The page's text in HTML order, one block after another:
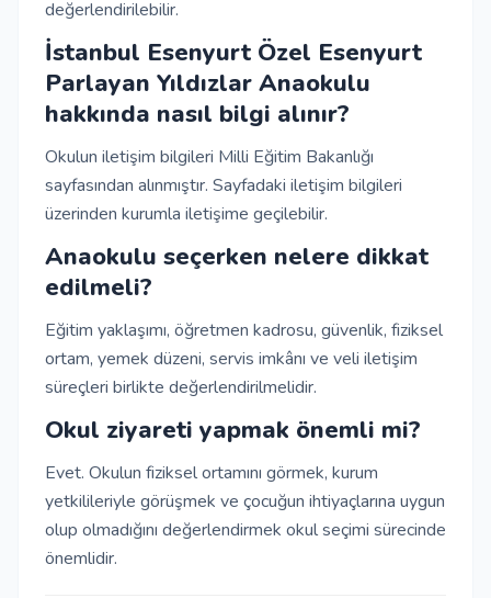
değerlendirilebilir.
İstanbul Esenyurt Özel Esenyurt
Parlayan Yıldızlar Anaokulu
hakkında nasıl bilgi alınır?
Okulun iletişim bilgileri Milli Eğitim Bakanlığı
sayfasından alınmıştır. Sayfadaki iletişim bilgileri
üzerinden kurumla iletişime geçilebilir.
Anaokulu seçerken nelere dikkat
edilmeli?
Eğitim yaklaşımı, öğretmen kadrosu, güvenlik, fiziksel
ortam, yemek düzeni, servis imkânı ve veli iletişim
süreçleri birlikte değerlendirilmelidir.
Okul ziyareti yapmak önemli mi?
Evet. Okulun fiziksel ortamını görmek, kurum
yetkilileriyle görüşmek ve çocuğun ihtiyaçlarına uygun
olup olmadığını değerlendirmek okul seçimi sürecinde
önemlidir.